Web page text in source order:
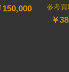
150,000
参考
￥